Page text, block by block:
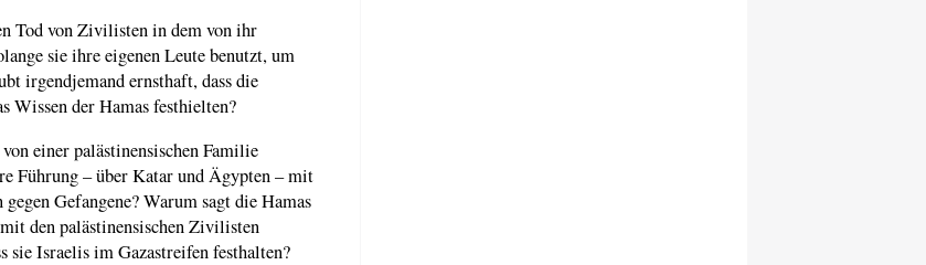
Tod von Zivilisten in dem von ihr
sie ihre eigenen Leute benutzt, um
irgendjemand ernsthaft, dass die
Wissen der Hamas festhielten?
einer palästinensischen Familie
Führung – über Katar und Ägypten – mit
Gefangene? Warum sagt die Hamas
den palästinensischen Zivilisten
sie Israelis im Gazastreifen festhalten?